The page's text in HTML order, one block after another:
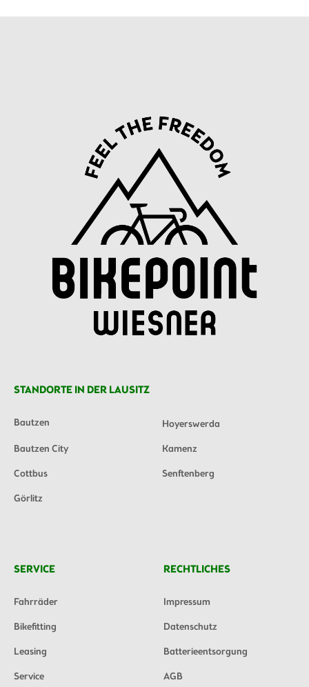
STANDORTE IN DER LAUSITZ
Bautzen
Hoyerswerda
Bautzen City
Kamenz
Cottbus
Senftenberg
Görlitz
SERVICE
Fahrräder
Bikefitting
Leasing
Service
RECHTLICHES
Impressum
Datenschutz
Batterieentsorgung
AGB